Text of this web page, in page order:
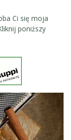
Ci się moja
poniższy